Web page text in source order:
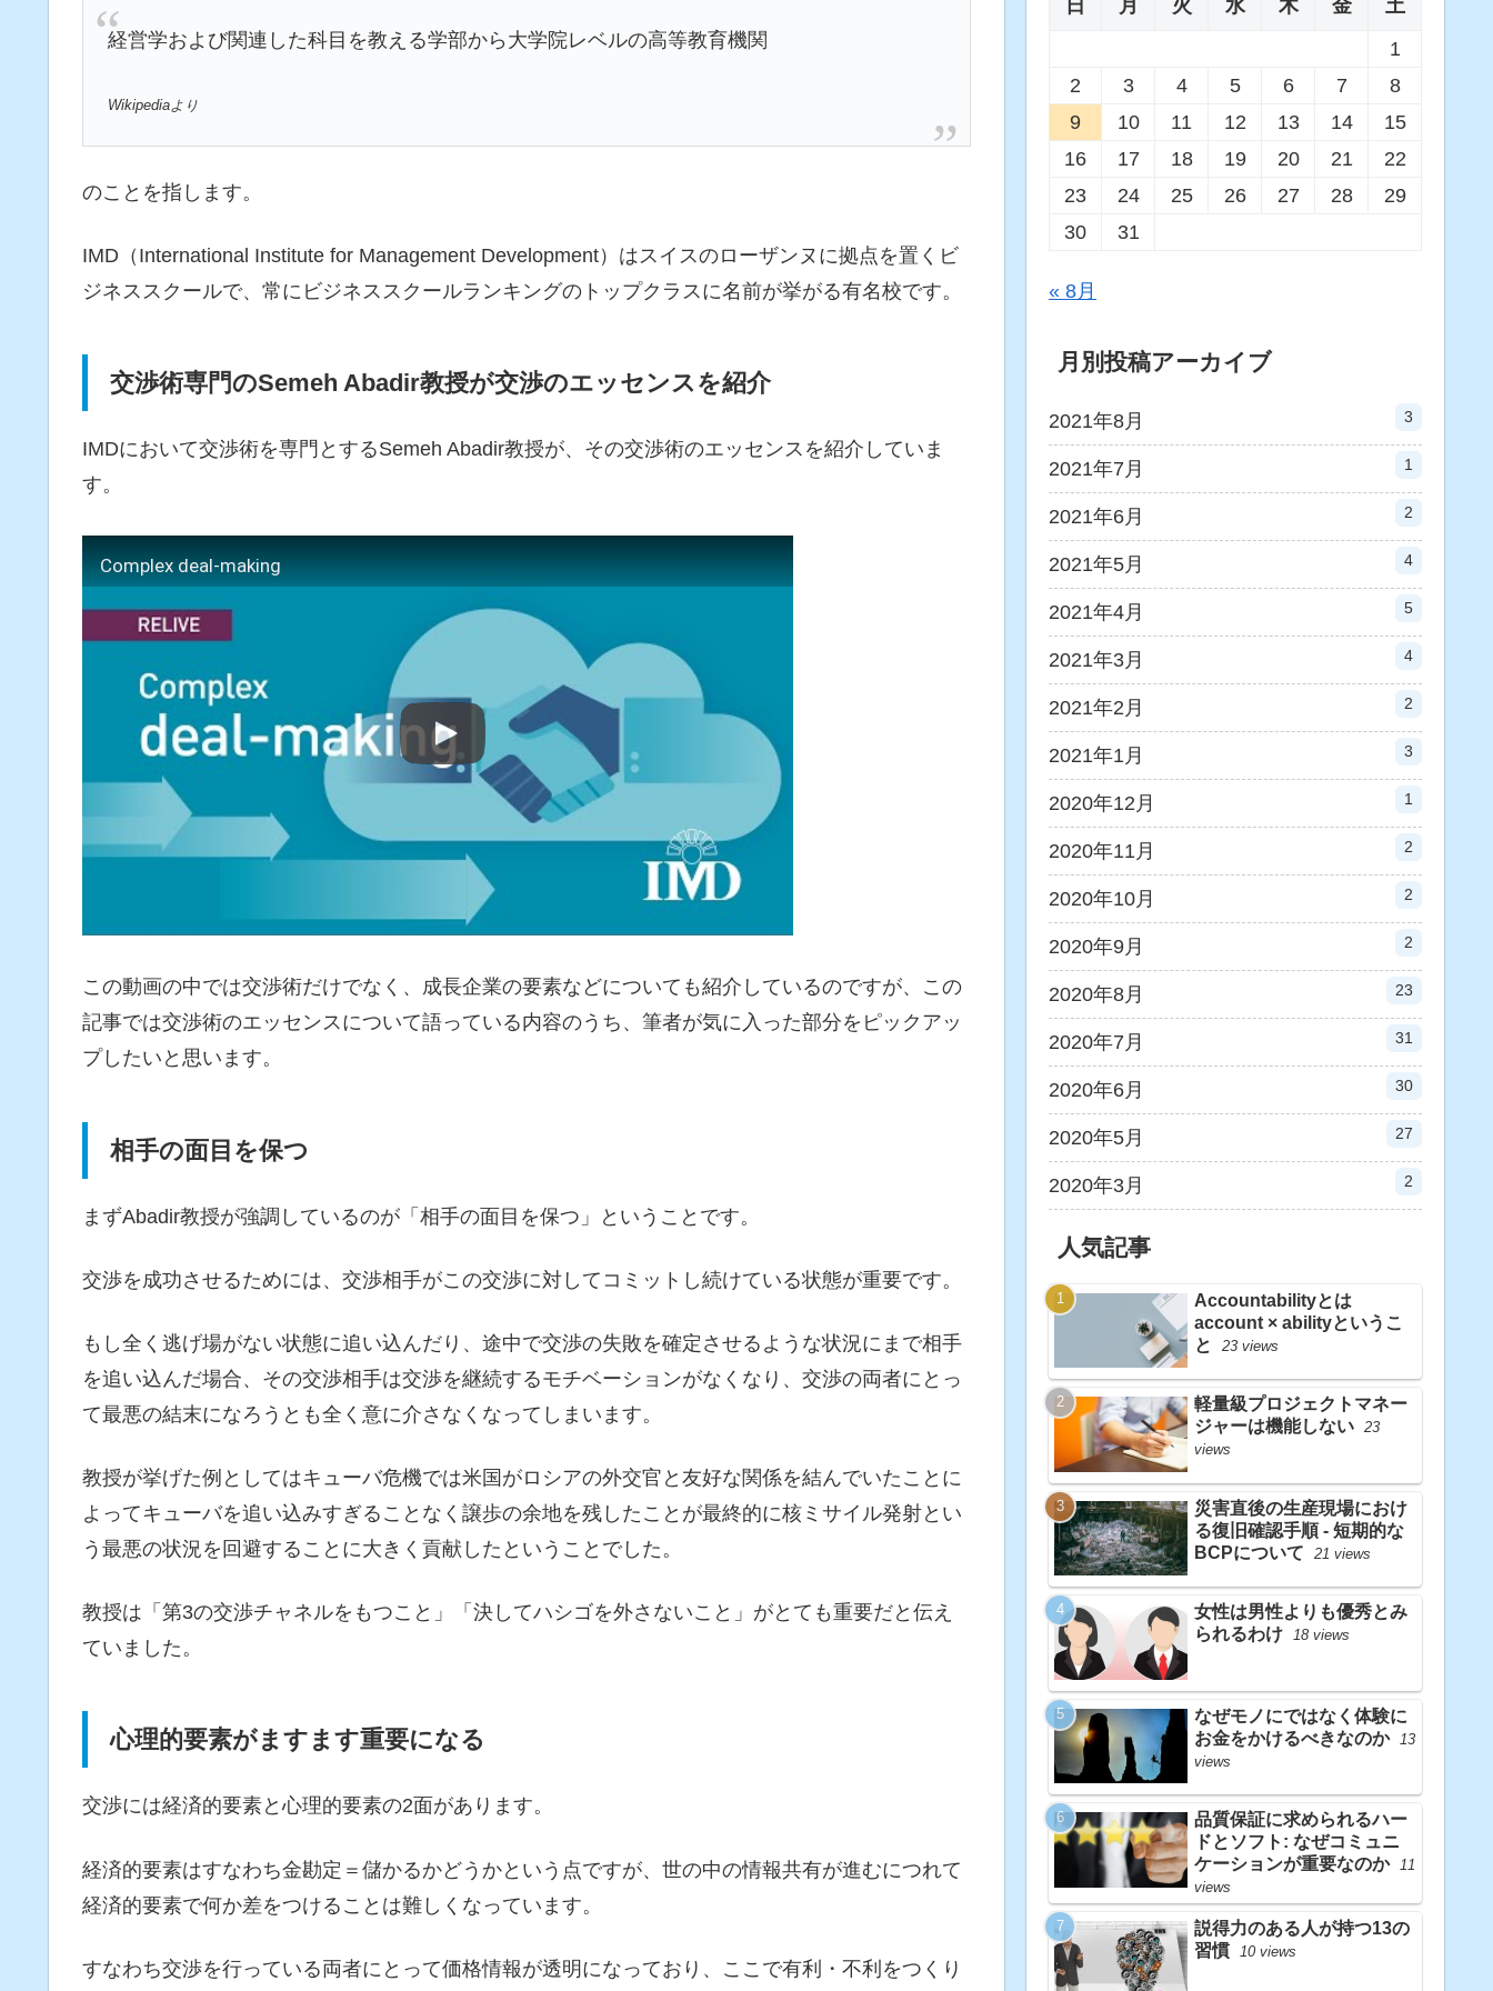
経営学および関連した科目を教える学部から大学院レベルの高等教育機関
Wikipediaより
のことを指します。
IMD（International Institute for Management Development）はスイスのローザンヌに拠点を置くビ
ジネススクールで、常にビジネススクールランキングのトップクラスに名前が挙がる有名校です。
交渉術専門のSemeh Abadir教授が交渉のエッセンスを紹介
IMDにおいて交渉術を専門とするSemeh Abadir教授が、その交渉術のエッセンスを紹介していま
す。
Complex deal-making
この動画の中では交渉術だけでなく、成長企業の要素などについても紹介しているのですが、この
記事では交渉術のエッセンスについて語っている内容のうち、筆者が気に入った部分をピックアッ
プしたいと思います。
相手の面目を保つ
まずAbadir教授が強調しているのが「相手の面目を保つ」ということです。
交渉を成功させるためには、交渉相手がこの交渉に対してコミットし続けている状態が重要です。
もし全く逃げ場がない状態に追い込んだり、途中で交渉の失敗を確定させるような状況にまで相手
を追い込んだ場合、その交渉相手は交渉を継続するモチベーションがなくなり、交渉の両者にとっ
て最悪の結末になろうとも全く意に介さなくなってしまいます。
教授が挙げた例としてはキューバ危機では米国がロシアの外交官と友好な関係を結んでいたことに
よってキューバを追い込みすぎることなく譲歩の余地を残したことが最終的に核ミサイル発射とい
う最悪の状況を回避することに大きく貢献したということでした。
教授は「第3の交渉チャネルをもつこと」「決してハシゴを外さないこと」がとても重要だと伝え
ていました。
心理的要素がますます重要になる
交渉には経済的要素と心理的要素の2面があります。
経済的要素はすなわち金勘定＝儲かるかどうかという点ですが、世の中の情報共有が進むにつれて
経済的要素で何か差をつけることは難しくなっています。
すなわち交渉を行っている両者にとって価格情報が透明になっており、ここで有利・不利をつくり
日
月 火 水 木 金
土
1
2
3 4 5 6 7
8
9
10 11 12 13 14
15
16
17 18 19 20 21
22
23
24 25 26 27 28
29
30
31
« 8月
月別投稿アーカイブ
2021年8月 3
2021年7月 1
2021年6月 2
2021年5月 4
2021年4月 5
2021年3月 4
2021年2月 2
2021年1月 3
2020年12月 1
2020年11月 2
2020年10月 2
2020年9月 2
2020年8月 23
2020年7月 31
2020年6月 30
2020年5月 27
2020年3月 2
人気記事
Accountabilityとは
account × abilityというこ
と
23 views
軽量級プロジェクトマネー
ジャーは機能しない 23
views
災害直後の生産現場におけ
る復旧確認手順 - 短期的な
BCPについて
21 views
女性は男性よりも優秀とみ
られるわけ 18 views
なぜモノにではなく体験に
お金をかけるべきなのか
13
views
品質保証に求められるハー
ドとソフト: なぜコミュニ
ケーションが重要なのか 11
views
説得力のある人が持つ13の
習慣 10 views